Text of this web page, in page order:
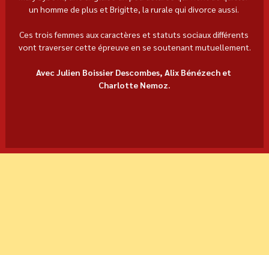
un homme de plus et Brigitte, la rurale qui divorce aussi.
Ces trois femmes aux caractères et statuts sociaux différents
vont traverser cette épreuve en se soutenant mutuellement.
Avec Julien Boissier Descombes, Alix Bénézech et
Charlotte Nemoz.